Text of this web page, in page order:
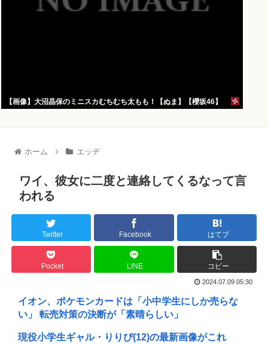
【画像】大沼晶保のミニスカむちむち太もも！【ぬま】【櫻坂46】
ホーム エッヂ
ワイ、彼女に二度と連絡してくるなって言
われる
Twitter Facebook はてブ
Pocket LINE コピー
2024.07.09 05:30
イオン、ポケモンカードは「小中学生にしか売らな
い」 転売対策の決断が「素晴らしい」
現役小学生ギャル・りりぴ(12)の最新画像がこれ